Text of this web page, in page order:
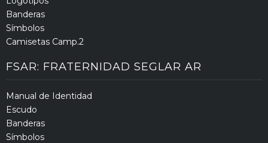
Banderas
Símbolos
Camisetas Camp.2
FSAR: FRATERNIDAD SEGLAR AR
Manual de Identidad
Escudo
Banderas
Símbolos